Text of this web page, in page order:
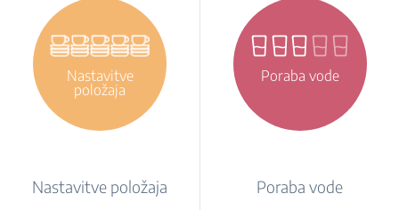
Nastavitve
položaja
Nastavitve položaja
Poraba vode
Poraba vode